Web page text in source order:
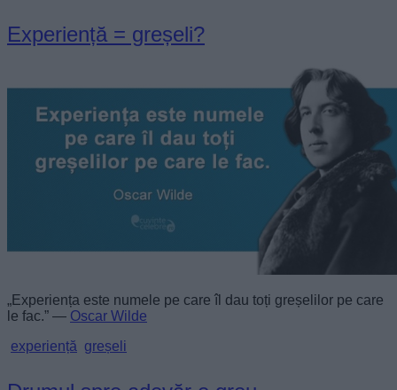
Experiență = greșeli?
„Experiența este numele pe care îl dau toți greșelilor pe care
le fac.” — Oscar Wilde
experiență greșeli